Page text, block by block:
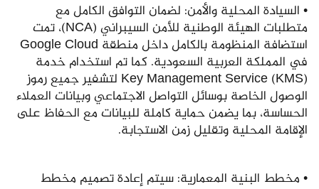
• السيادة المحلية والأمن: لضمان التوافق الكامل مع
متطلبات الهيئة الوطنية للأمن السيبراني (NCA)، تمت
استضافة المنظومة بالكامل داخل منطقة Google Cloud
في المملكة العربية السعودية. كما تم استخدام خدمة
Key Management Service (KMS) لتشفير جميع رموز
الوصول الخاصة بوسائل التواصل الاجتماعي وبيانات العملاء
الحساسة، بما يضمن حماية كاملة للبيانات مع الحفاظ على
الإقامة المحلية وتقليل زمن الاستجابة.
• مخطط البنية المعمارية: سيتم إعادة تصميم مخطط